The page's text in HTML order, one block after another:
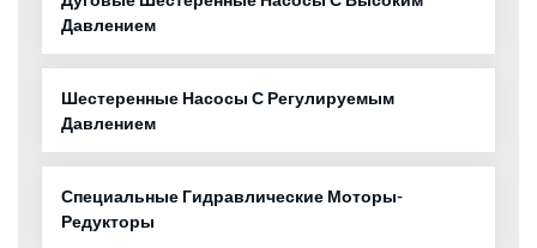
Давлением
Шестеренные Насосы С Регулируемым
Давлением
Специальные Гидравлические Моторы-
Редукторы